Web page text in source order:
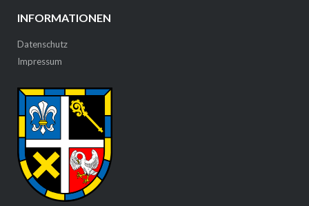
INFORMATIONEN
Datenschutz
Impressum